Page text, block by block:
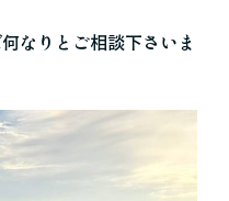
なりとご相談下さいま